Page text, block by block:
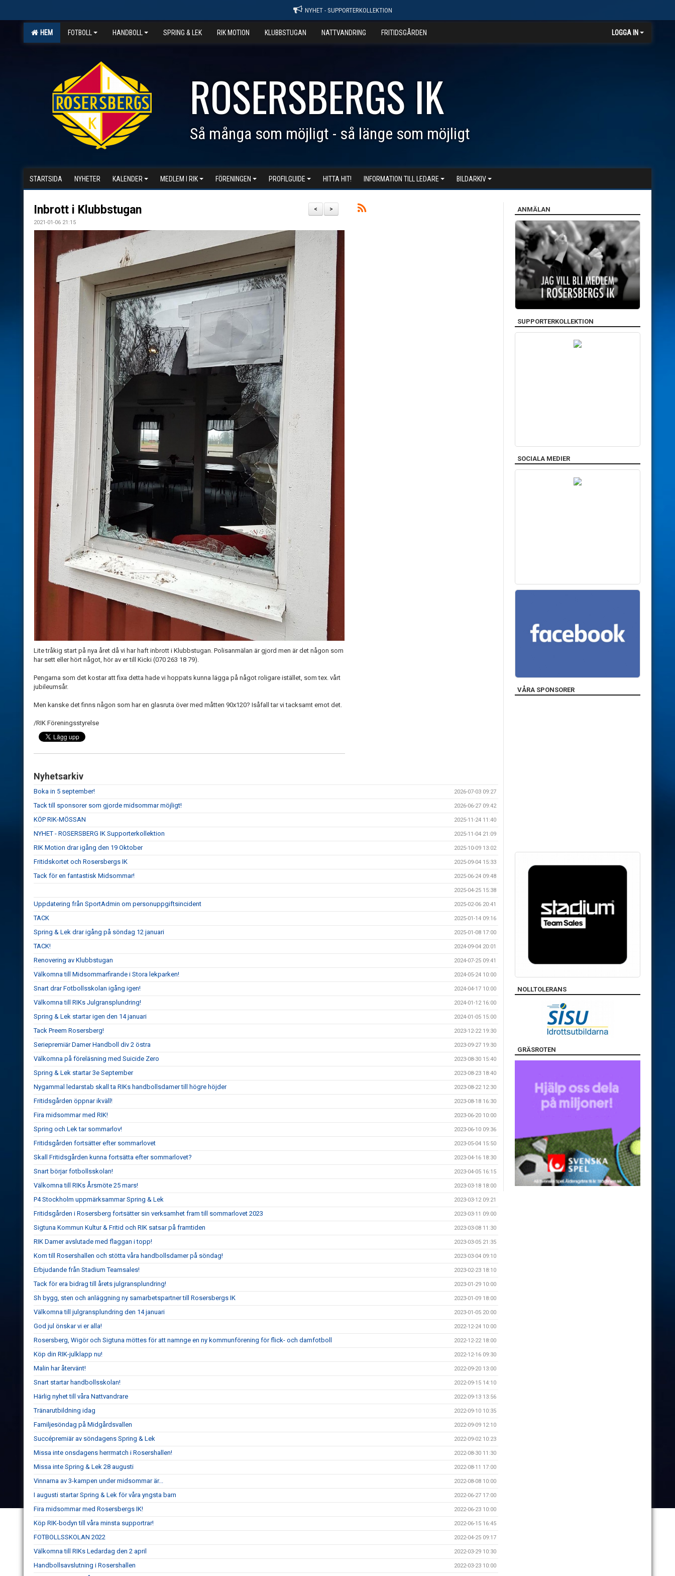
NYHET - SUPPORTERKOLLEKTION
HEM FOTBOLL HANDBOLL SPRING & LEK RIK MOTION KLUBBSTUGAN NATTVANDRING FRITIDSGÅRDEN LOGGA IN
ROSERSBERGS IK
Så många som möjligt - så länge som möjligt
STARTSIDA NYHETER KALENDER MEDLEM I RIK FÖRENINGEN PROFILGUIDE HITTA HIT! INFORMATION TILL LEDARE BILDARKIV
>
<
Inbrott i Klubbstugan
2021-01-06 21:15
Lite tråkig start på nya året då vi har haft inbrott i Klubbstugan. Polisanmälan är gjord men är det någon som
har sett eller hört något, hör av er till Kicki (070 263 18 79).
Pengarna som det kostar att fixa detta hade vi hoppats kunna lägga på något roligare istället, som tex. vårt
jubileumsår.
Men kanske det finns någon som har en glasruta över med måtten 90x120? Isåfall tar vi tacksamt emot det.
/RIK Föreningsstyrelse
Nyhetsarkiv
Boka in 5 september! 2026-07-03 09:27
Tack till sponsorer som gjorde midsommar möjligt! 2026-06-27 09:42
KÖP RIK-MÖSSAN 2025-11-24 11:40
NYHET - ROSERSBERG IK Supporterkollektion 2025-11-04 21:09
RIK Motion drar igång den 19 Oktober 2025-10-09 13:02
Fritidskortet och Rosersbergs IK 2025-09-04 15:33
Tack för en fantastisk Midsommar! 2025-06-24 09:48
2025-04-25 15:38
Uppdatering från SportAdmin om personuppgiftsincident 2025-02-06 20:41
TACK 2025-01-14 09:16
Spring & Lek drar igång på söndag 12 januari 2025-01-08 17:00
TACK! 2024-09-04 20:01
Renovering av Klubbstugan 2024-07-25 09:41
Välkomna till Midsommarfirande i Stora lekparken! 2024-05-24 10:00
Snart drar Fotbollsskolan igång igen! 2024-04-17 10:00
Välkomna till RIKs Julgransplundring! 2024-01-12 16:00
Spring & Lek startar igen den 14 januari 2024-01-05 15:00
Tack Preem Rosersberg! 2023-12-22 19:30
Seriepremiär Damer Handboll div 2 östra 2023-09-27 19:30
Välkomna på föreläsning med Suicide Zero 2023-08-30 15:40
Spring & Lek startar 3e September 2023-08-23 18:40
Nygammal ledarstab skall ta RIKs handbollsdamer till högre höjder 2023-08-22 12:30
Fritidsgården öppnar ikväll! 2023-08-18 16:30
Fira midsommar med RIK! 2023-06-20 10:00
Spring och Lek tar sommarlov! 2023-06-10 09:36
Fritidsgården fortsätter efter sommarlovet 2023-05-04 15:50
Skall Fritidsgården kunna fortsätta efter sommarlovet? 2023-04-16 18:30
Snart börjar fotbollsskolan! 2023-04-05 16:15
Välkomna till RIKs Årsmöte 25 mars! 2023-03-18 18:00
P4 Stockholm uppmärksammar Spring & Lek 2023-03-12 09:21
Fritidsgården i Rosersberg fortsätter sin verksamhet fram till sommarlovet 2023 2023-03-11 09:00
Sigtuna Kommun Kultur & Fritid och RIK satsar på framtiden 2023-03-08 11:30
RIK Damer avslutade med flaggan i topp! 2023-03-05 21:35
Kom till Rosershallen och stötta våra handbollsdamer på söndag! 2023-03-04 09:10
Erbjudande från Stadium Teamsales! 2023-02-23 18:10
Tack för era bidrag till årets julgransplundring! 2023-01-29 10:00
Sh bygg, sten och anläggning ny samarbetspartner till Rosersbergs IK 2023-01-09 18:00
Välkomna till julgransplundring den 14 januari 2023-01-05 20:00
God jul önskar vi er alla! 2022-12-24 10:00
Rosersberg, Wigör och Sigtuna möttes för att namnge en ny kommunförening för flick- och damfotboll 2022-12-22 18:00
Köp din RIK-julklapp nu! 2022-12-16 09:30
Malin har återvänt! 2022-09-20 13:00
Snart startar handbollsskolan! 2022-09-15 14:10
Härlig nyhet till våra Nattvandrare 2022-09-13 13:56
Tränarutbildning idag 2022-09-10 10:35
Familjesöndag på Midgårdsvallen 2022-09-09 12:10
Succépremiär av söndagens Spring & Lek 2022-09-02 10:23
Missa inte onsdagens herrmatch i Rosershallen! 2022-08-30 11:30
Missa inte Spring & Lek 28 augusti 2022-08-11 17:00
Vinnarna av 3-kampen under midsommar är... 2022-08-08 10:00
I augusti startar Spring & Lek för våra yngsta barn 2022-06-27 17:00
Fira midsommar med Rosersbergs IK! 2022-06-23 10:00
Köp RIK-bodyn till våra minsta supportrar! 2022-06-15 16:45
FOTBOLLSSKOLAN 2022 2022-04-25 09:17
Välkomna till RIKs Ledardag den 2 april 2022-03-29 10:30
Handbollsavslutning i Rosershallen 2022-03-23 10:00
ANMÄLAN
SUPPORTERKOLLEKTION
SOCIALA MEDIER
VÅRA SPONSORER
NOLLTOLERANS
GRÄSROTEN